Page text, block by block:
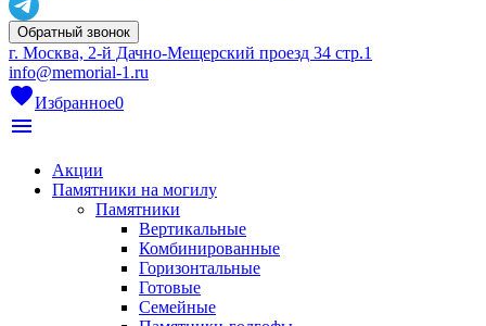
Обратный звонок
г. Москва, 2-й Дачно-Мещерский проезд 34 стр.1
info@memorial-1.ru
favoriteИзбранное0
menu
Акции
Памятники на могилу
Памятники
Вертикальные
Комбинированные
Горизонтальные
Готовые
Семейные